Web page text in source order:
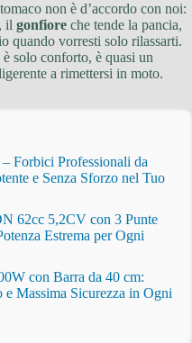
non è d’accordo con noi:
il gonfiore che tende la pancia,
quando vorresti solo rilassarti.
solo conforto, è quasi un
a rimettersi in moto.
Forbici Professionali da
e Senza Sforzo nel Tuo
62cc 5,2CV con 3 Punte
Estrema per Ogni
con Barra da 40 cm:
e Massima Sicurezza in Ogni